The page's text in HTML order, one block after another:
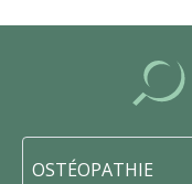
OSTÉOPATHIE